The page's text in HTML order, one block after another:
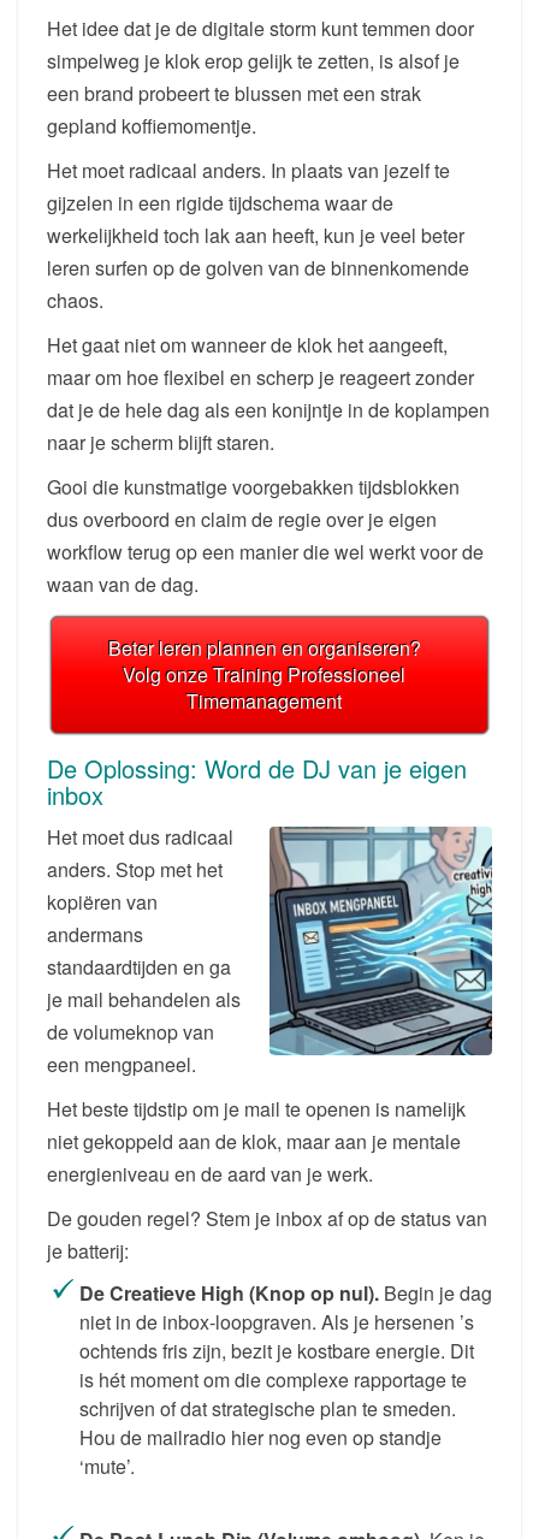
Het idee dat je de digitale storm kunt temmen door
simpelweg je klok erop gelijk te zetten, is alsof je
een brand probeert te blussen met een strak
gepland koffiemomentje.
Het moet radicaal anders. In plaats van jezelf te
gijzelen in een rigide tijdschema waar de
werkelijkheid toch lak aan heeft, kun je veel beter
leren surfen op de golven van de binnenkomende
chaos.
Het gaat niet om wanneer de klok het aangeeft,
maar om hoe flexibel en scherp je reageert zonder
dat je de hele dag als een konijntje in de koplampen
naar je scherm blijft staren.
Gooi die kunstmatige voorgebakken tijdsblokken
dus overboord en claim de regie over je eigen
workflow terug op een manier die wel werkt voor de
waan van de dag.
Beter leren plannen en organiseren?
Volg onze Training Professioneel
Timemanagement
De Oplossing: Word de DJ van je eigen
inbox
Het moet dus radicaal
anders. Stop met het
kopiëren van
andermans
standaardtijden en ga
je mail behandelen als
de volumeknop van
een mengpaneel.
Het beste tijdstip om je mail te openen is namelijk
niet gekoppeld aan de klok, maar aan je mentale
energieniveau en de aard van je werk.
De gouden regel? Stem je inbox af op de status van
je batterij:
De Creatieve High (Knop op nul). Begin je dag
niet in de inbox-loopgraven. Als je hersenen ’s
ochtends fris zijn, bezit je kostbare energie. Dit
is hét moment om die complexe rapportage te
schrijven of dat strategische plan te smeden.
Hou de mailradio hier nog even op standje
‘mute’.